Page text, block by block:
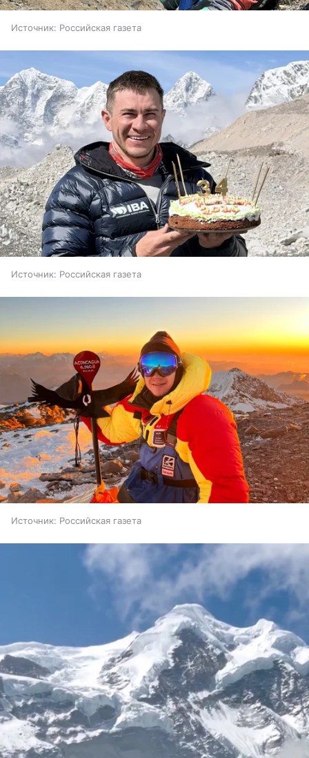
Источник: Российская газета
Источник: Российская газета
Источник: Российская газета